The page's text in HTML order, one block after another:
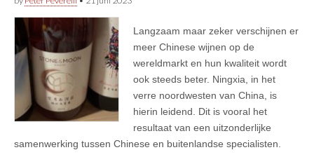
Langzaam maar zeker verschijnen er
meer Chinese wijnen op de
wereldmarkt en hun kwaliteit wordt
ook steeds beter. Ningxia, in het
verre noordwesten van China, is
hierin leidend. Dit is vooral het
resultaat van een uitzonderlijke
samenwerking tussen Chinese en buitenlandse specialisten.